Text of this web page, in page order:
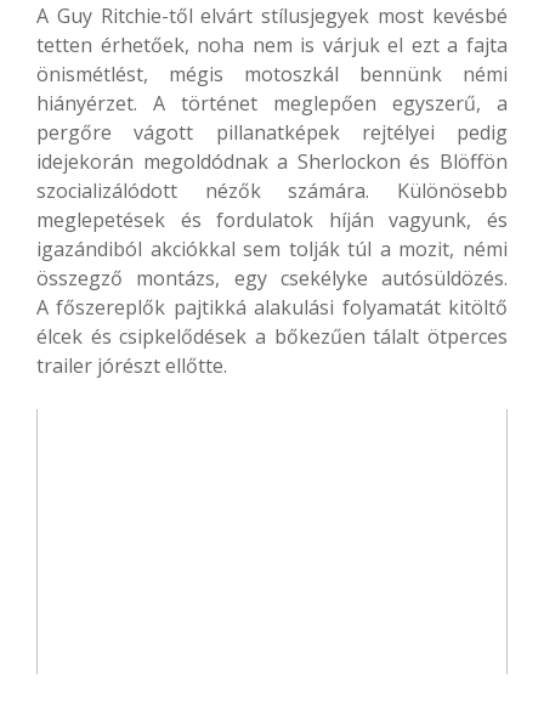
A Guy Ritchie-től elvárt stílusjegyek most kevésbé
tetten érhetőek, noha nem is várjuk el ezt a fajta
önismétlést, mégis motoszkál bennünk némi
hiányérzet. A történet meglepően egyszerű, a
pergőre vágott pillanatképek rejtélyei pedig
idejekorán megoldódnak a Sherlockon és Blöffön
szocializálódott nézők számára. Különösebb
meglepetések és fordulatok híján vagyunk, és
igazándiból akciókkal sem tolják túl a mozit, némi
összegző montázs, egy csekélyke autósüldözés.
A főszereplők pajtikká alakulási folyamatát kitöltő
élcek és csipkelődések a bőkezűen tálalt ötperces
trailer jórészt ellőtte.